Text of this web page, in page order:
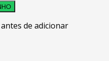
de adicionar